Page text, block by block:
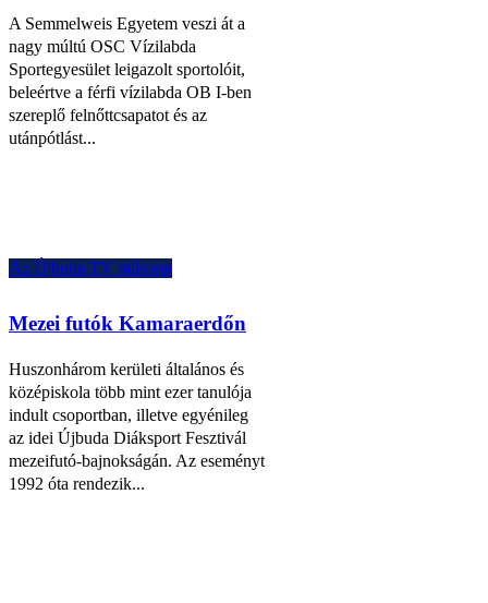
A Semmelweis Egyetem veszi át a
nagy múltú OSC Vízilabda
Sportegyesület leigazolt sportolóit,
beleértve a férfi vízilabda OB I-ben
szereplő felnőttcsapatot és az
utánpótlást...
Az Újbuda TV műsorai
Mezei futók Kamaraerdőn
Huszonhárom kerületi általános és
középiskola több mint ezer tanulója
indult csoportban, illetve egyénileg
az idei Újbuda Diáksport Fesztivál
mezeifutó-bajnokságán. Az eseményt
1992 óta rendezik...